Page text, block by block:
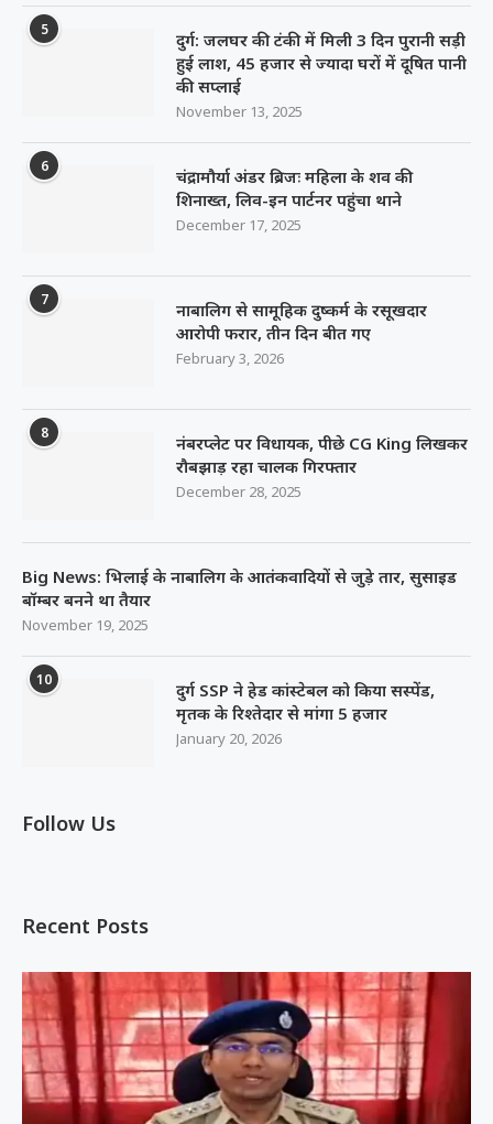
5
दुर्ग: जलघर की टंकी में मिली 3 दिन पुरानी सड़ी
हुई लाश, 45 हजार से ज्यादा घरों में दूषित पानी
की सप्लाई
November 13, 2025
6
चंद्रामौर्या अंडर ब्रिजः महिला के शव की
शिनाख्त, लिव-इन पार्टनर पहुंचा थाने
December 17, 2025
7
नाबालिग से सामूहिक दुष्कर्म के रसूखदार
आरोपी फरार, तीन दिन बीत गए
February 3, 2026
8
नंबरप्लेट पर विधायक, पीछे CG King लिखकर
रौबझाड़ रहा चालक गिरफ्तार
December 28, 2025
Big News: भिलाई के नाबालिग के आतंकवादियों से जुड़े तार, सुसाइड
बॉम्बर बनने था तैयार
November 19, 2025
10
दुर्ग SSP ने हेड कांस्टेबल को किया सस्पेंड,
मृतक के रिश्तेदार से मांगा 5 हजार
January 20, 2026
Follow Us
Recent Posts